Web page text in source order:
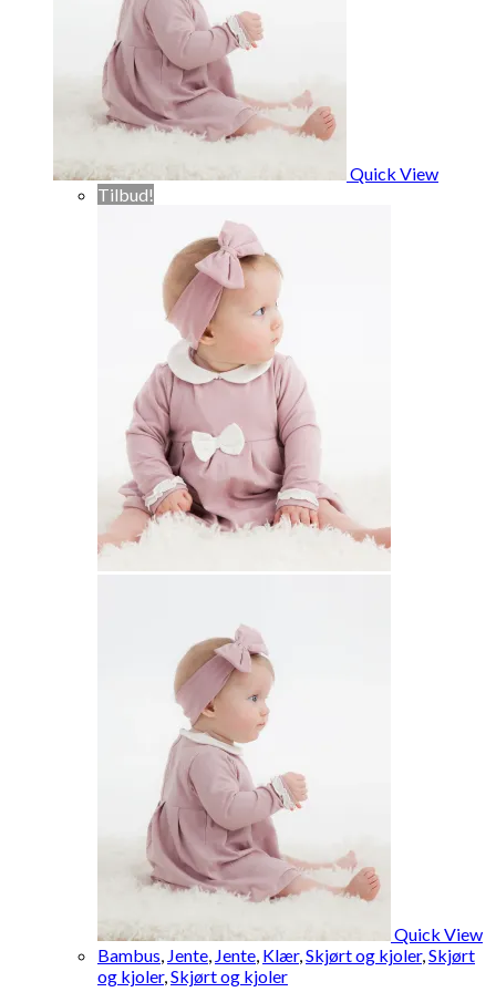
Quick View
Tilbud!
Quick View
Bambus Jente Jente Klær, Skjørt og kjoler, Skjørt
og kjoler, Skjørt og kjoler